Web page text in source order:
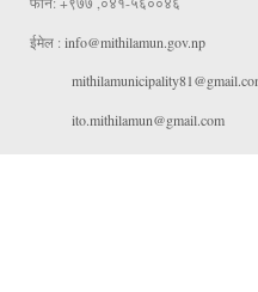
ईमेल : info@mithilamun.gov.np
ito.mithilamun@gmail.com